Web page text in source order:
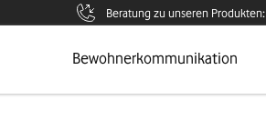
Beratung zu unseren Produkten:
Zur Seite
Bewohnerkommunikation